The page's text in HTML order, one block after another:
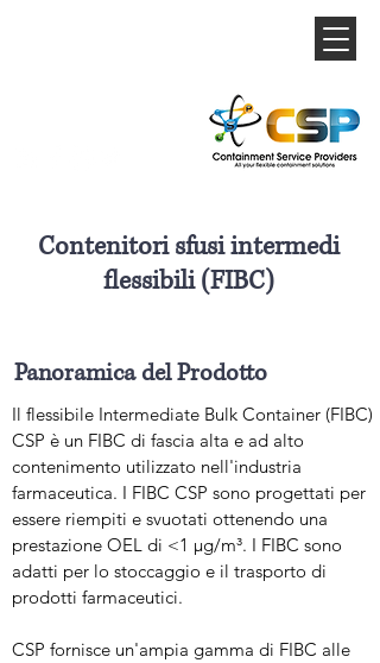
Contenitori sfusi intermedi
flessibili (FIBC)
Panoramica del Prodotto
Il flessibile Intermediate Bulk Container (FIBC)
CSP è un FIBC di fascia alta e ad alto
contenimento utilizzato nell'industria
farmaceutica. I FIBC CSP sono progettati per
essere riempiti e svuotati ottenendo una
prestazione OEL di <1 μg/m³. I FIBC sono
adatti per lo stoccaggio e il trasporto di
prodotti farmaceutici.
CSP fornisce un'ampia gamma di FIBC alle